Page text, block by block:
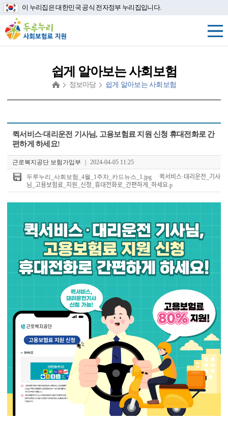
이 누리집은 대한민국 공식 전자정부 누리집입니다.
쉽게 알아보는 사회보험
정보마당 쉽게 알아보는 사회보험
퀵서비스·대리운전 기사님, 고용보험료 지원 신청 휴대전화로 간
편하게 하세요!
근로복지공단 보험가입부 2024-04-05 11:25
두루누리_사회보험_4월_1주차_카드뉴스_1.jpg
퀵서비스·대리운전_기사
님_고용보험료_지원_신청_휴대전화로_간편하게_하세요.p